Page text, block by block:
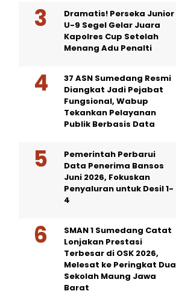
Dramatis! Perseka Junior
U-9 Segel Gelar Juara
Kapolres Cup Setelah
Menang Adu Penalti
37 ASN Sumedang Resmi
Diangkat Jadi Pejabat
Fungsional, Wabup
Tekankan Pelayanan
Publik Berbasis Data
Pemerintah Perbarui
Data Penerima Bansos
Juni 2026, Fokuskan
Penyaluran untuk Desil 1-
4
SMAN 1 Sumedang Catat
Lonjakan Prestasi
Terbesar di OSK 2026,
Melesat ke Peringkat Dua
Sekolah Maung Jawa
Barat